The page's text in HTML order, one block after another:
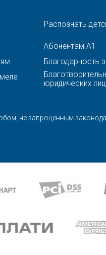
Распознать
Абонентам A1
Благодарность
юридических лиц
не запрещенным